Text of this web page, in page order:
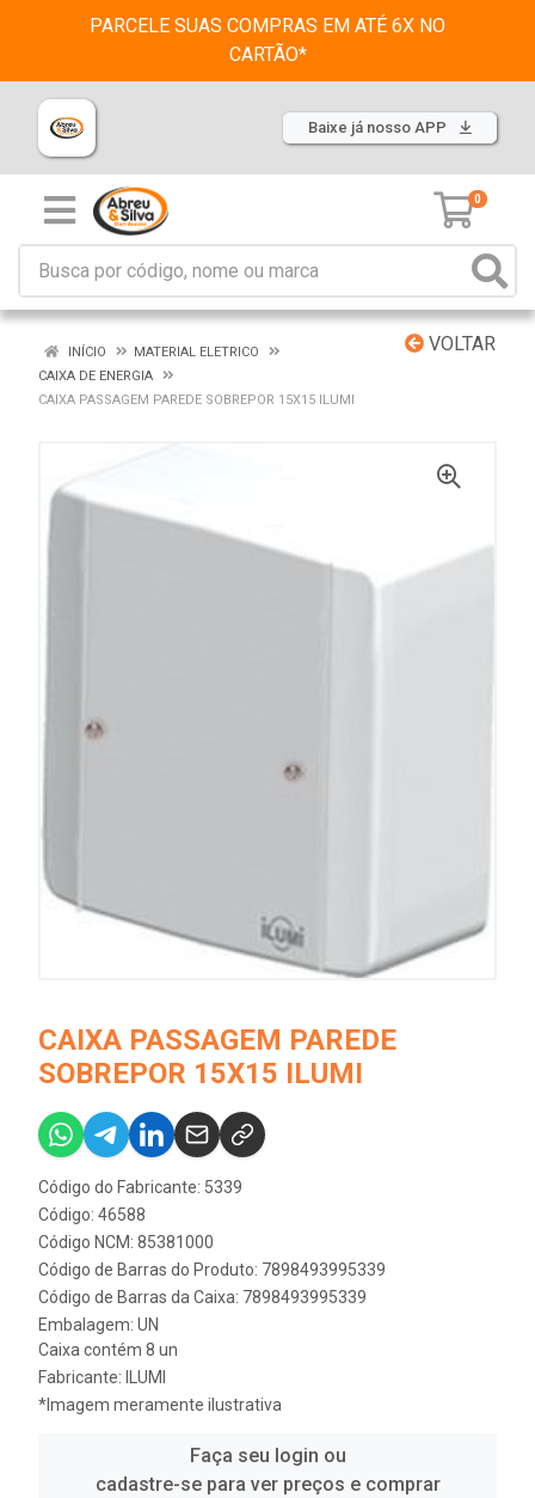
PARCELE SUAS COMPRAS EM ATÉ 6X NO
CARTÃO*
Baixe já nosso APP
0
VOLTAR
INÍCIO
MATERIAL ELETRICO
CAIXA DE ENERGIA
CAIXA PASSAGEM PAREDE SOBREPOR 15X15 ILUMI
CAIXA PASSAGEM PAREDE
SOBREPOR 15X15 ILUMI
Código do Fabricante: 5339
Código: 46588
Código NCM: 85381000
Código de Barras do Produto: 7898493995339
Código de Barras da Caixa: 7898493995339
Embalagem: UN
Caixa contém 8 un
Fabricante: ILUMI
*Imagem meramente ilustrativa
Faça seu login ou
cadastre-se para ver preços e comprar